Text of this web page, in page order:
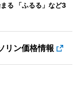
る 「ふるる」など3
リン価格情報